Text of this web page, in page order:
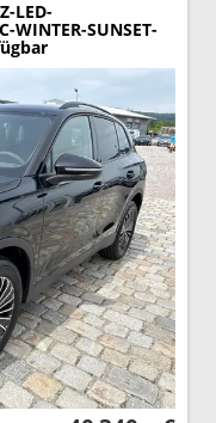
LED-
WINTER-SUNSET-